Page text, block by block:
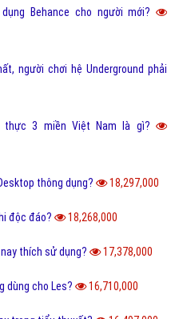
Behance cho người mới?
người chơi hệ Underground phải
3 miền Việt Nam là gì?
thông dụng? 18,297,000
độc đáo? 18,268,000
thích sử dụng? 17,378,000
dùng cho Les? 16,710,000